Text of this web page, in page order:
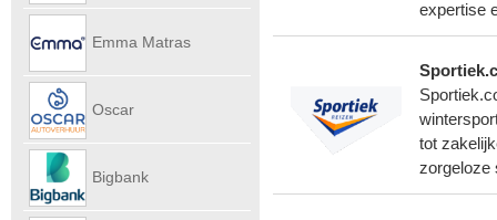
expertise
tot
zorgeloze
Emma Matras
Oscar
Bigbank